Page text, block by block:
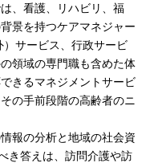
、看護、リハビリ、福
景を持つケアマネジャー
サービス、行政サービ
領域の専門職も含めた体
きるマネジメントサービ
の手前段階の高齢者のニ
報の分析と地域の社会資
き答えは、訪問介護や訪